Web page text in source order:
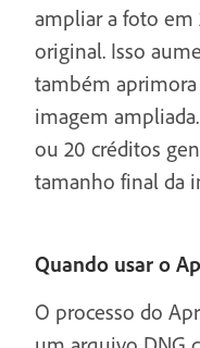
ampliar a foto em
original. Isso
também
imagem
ou 20 créditos
tamanho final da
Quando usar o
O processo do